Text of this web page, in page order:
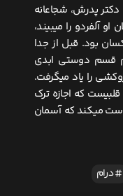
پدرش، شجاعانه
آلفردو را میبیند،
بود. قبل از جدا
قسم دوستی ابدی
را یاد میگرفت.
قلبیست که اجازه ترک
میکند که آسمان
درام